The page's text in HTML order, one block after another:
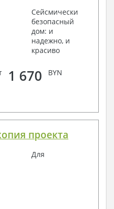
Сейсмически
безопасный
дом: и
надежно, и
красиво
1 670 BYN
проекта
Для